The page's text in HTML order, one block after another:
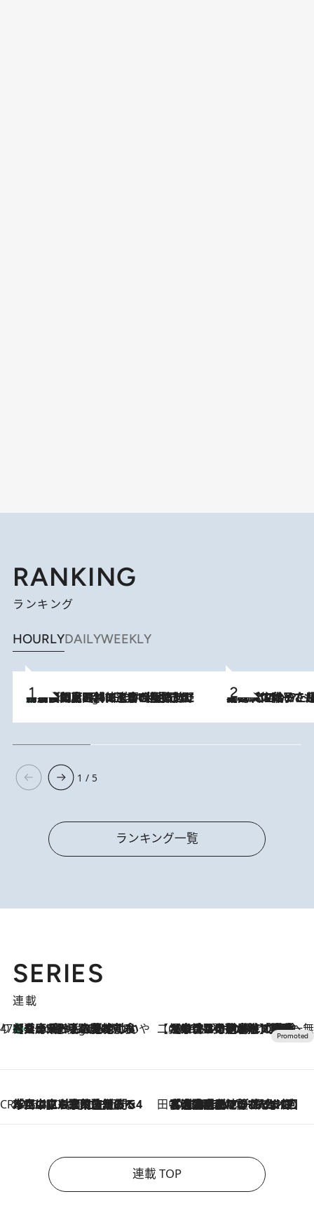
RANKING
ランキング
HOURLYDAILYWEEKLY
9 Hours Ago
「最後に見られてよかった」上野動物園の東園パンダ舎が解体前に特別公開。8月16日まで延長されたパネル展と共に辿る“半世紀”のパンダ飼育《解体工事の図面あり》 2026.8.5
【阿川佐和子さんの年とる力】なぜ70代で始めた趣味は“こんなに楽しい”のか？ ピアノ、俳句…スランプに陥っても続けられる“ある秘訣”とは
1 / 5
ランキング一覧
SERIES
連載
47都道府県の手みやげ ひんやりスイーツで夏を満喫
9 Hours Ago
【兵庫県】この夏絶対食べたい 冷やしておいしいおやつ3選 淡路島の恵みをジェラートに集約 【CREA×星野リゾート】唯一無二。癒しと発見が待つ場所へ
2026.8.7
【トンボの足水浴】ヒノキの香りに包まれて涼感マックス！約13℃の湧水かけ流しを避暑地「星野温泉 トンボの湯」で体験
CREA'S CHOICE
2026.8.7
「立川にも歌舞伎があるんだよ」 片岡仁左衛門・市川中車ら豪華座組みで4年目の立川立飛歌舞伎へ 田中稲の勝手に再ブーム
2026.8.7
「湘南乃風に憧れて」観客大盛上がりの“タオル回し”に、ラッパー顔負けの高速歌唱まで…さだまさし（74）のアグレッシブすぎる現在地
連載 TOP